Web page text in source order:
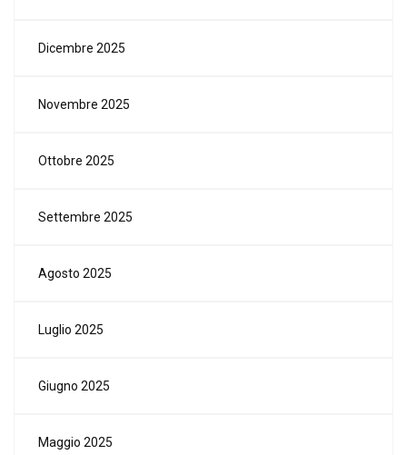
Dicembre 2025
Novembre 2025
Ottobre 2025
Settembre 2025
Agosto 2025
Luglio 2025
Giugno 2025
Maggio 2025